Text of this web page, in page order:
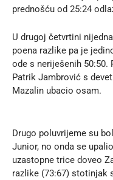
prednošću od 25:24
U drugoj četvrtini
poena razlike pa je
ode s neriješenih 50:50.
Patrik Jambrović s
Mazalin ubacio osam.
Drugo poluvrijeme su
Junior, no onda se
uzastopne trice doveo
razlike (73:67) stotinjak